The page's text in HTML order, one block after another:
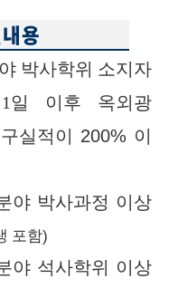
용
박사학위 소지자
일 이후
옥외광
실적이 200% 이
야 박사과정 이상
포함)
야 석사학위
이상